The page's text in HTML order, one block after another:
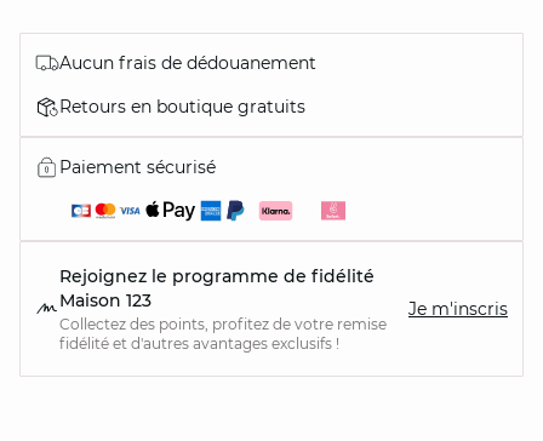
Aucun frais de dédouanement
Retours en boutique gratuits
Paiement sécurisé
Rejoignez le programme de fidélité
Maison 123
Collectez des points, profitez de votre remise
fidélité et d'autres avantages exclusifs !
Je m'inscris